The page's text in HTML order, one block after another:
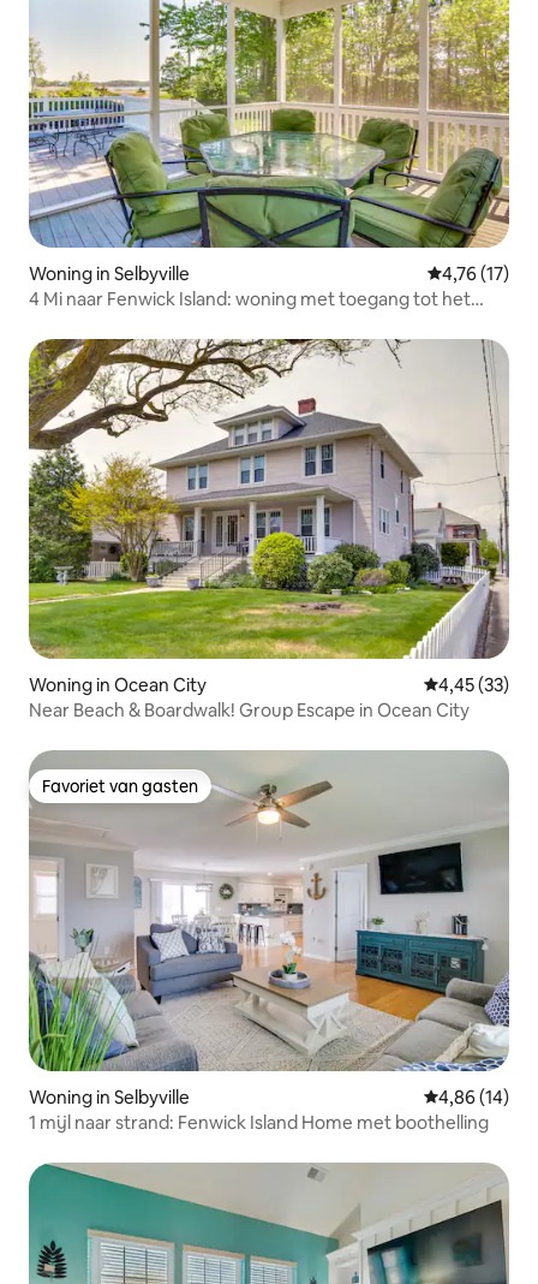
Woning in Selbyville Gemiddelde
4,76 (17)
4 Mi naar Fenwick Island: woning met toegang tot het
Woning in Ocean City Gemiddelde
4,45 (33)
Near Beach & Boardwalk! Group Escape in Ocean City
Favoriet van gasten
Favoriet van gasten
Woning in Selbyville Gemiddelde
4,86 (14)
1 mijl naar strand: Fenwick Island Home met boothelling